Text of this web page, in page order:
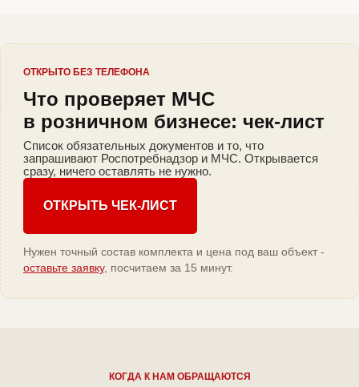
ОТКРЫТО БЕЗ ТЕЛЕФОНА
Что проверяет МЧС
в розничном бизнесе: чек-лист
Список обязательных документов и то, что
запрашивают Роспотребнадзор и МЧС. Открывается
сразу, ничего оставлять не нужно.
ОТКРЫТЬ ЧЕК-ЛИСТ
Нужен точный состав комплекта и цена под ваш объект -
оставьте заявку, посчитаем за 15 минут.
КОГДА К НАМ ОБРАЩАЮТСЯ